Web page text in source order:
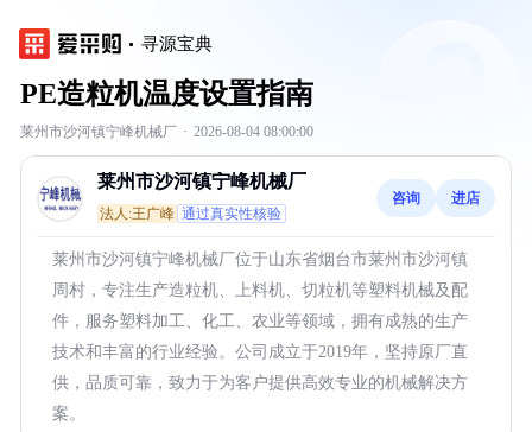
寻源宝典
PE造粒机温度设置指南
莱州市沙河镇宁峰机械厂 · 2026-08-04 08:00:00
莱州市沙河镇宁峰机械厂
法人:王广峰 通过真实性核验
咨询 进店
莱州市沙河镇宁峰机械厂位于山东省烟台市莱州市沙河镇
周村，专注生产造粒机、上料机、切粒机等塑料机械及配
件，服务塑料加工、化工、农业等领域，拥有成熟的生产
技术和丰富的行业经验。公司成立于2019年，坚持原厂直
供，品质可靠，致力于为客户提供高效专业的机械解决方
案。